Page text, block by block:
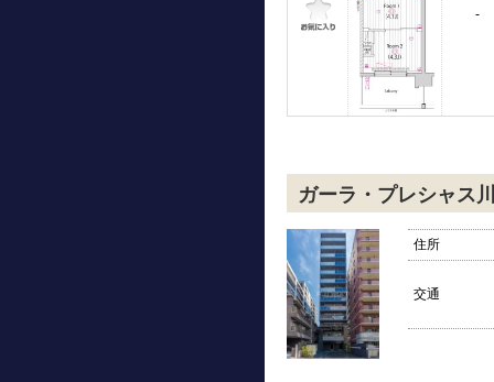
-
ガーラ・プレシャス
住所
交通